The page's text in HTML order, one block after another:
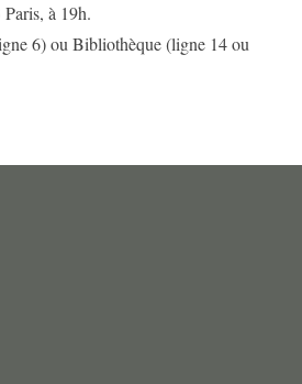
à 19h.
6) ou Bibliothèque (ligne 14 ou